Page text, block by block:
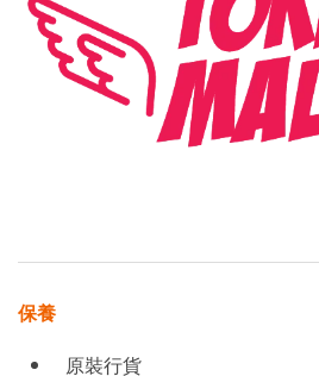
保養
原裝行貨